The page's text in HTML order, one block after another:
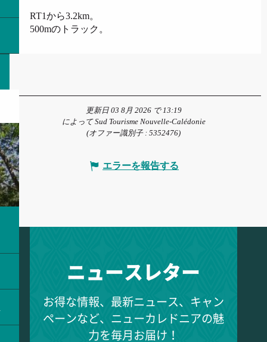
RT1から3.2km。
500mのトラック。
更新日 03 8月 2026 で 13:19
によって Sud Tourisme Nouvelle-Calédonie
(オファー識別子 : 5352476)
エラーを報告する
ニュースレター
お得な情報、最新ニュース、キャン
ペーンなど、ニューカレドニアの魅
力を毎月お届け！